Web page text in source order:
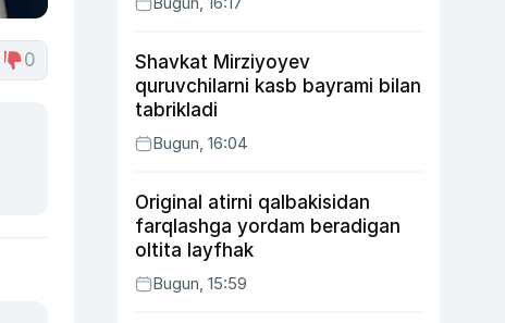
0
Shavkat Mirziyoyev
quruvchilarni kasb bayrami bilan
tabrikladi
Bugun, 16:04
Original atirni qalbakisidan
farqlashga yordam beradigan
oltita layfhak
Bugun, 15:59